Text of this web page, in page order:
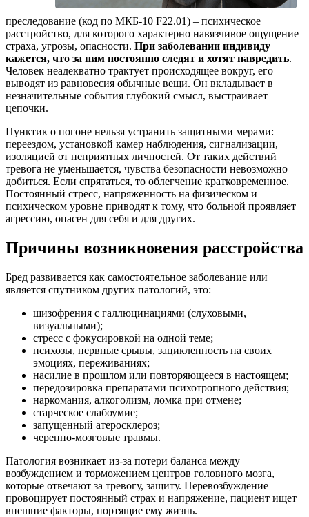
преследование (код по МКБ-10 F22.01) – психическое
расстройство, для которого характерно навязчивое ощущение
страха, угрозы, опасности. При заболевании индивиду
кажется, что за ним постоянно следят и хотят навредить.
Человек неадекватно трактует происходящее вокруг, его
выводят из равновесия обычные вещи. Он вкладывает в
незначительные события глубокий смысл, выстраивает
цепочки.
Пунктик о погоне нельзя устранить защитными мерами:
переездом, установкой камер наблюдения, сигнализации,
изоляцией от неприятных личностей. От таких действий
тревога не уменьшается, чувства безопасности невозможно
добиться. Если спрятаться, то облегчение кратковременное.
Постоянный стресс, напряженность на физическом и
психическом уровне приводят к тому, что больной проявляет
агрессию, опасен для себя и для других.
Причины возникновения расстройства
Бред развивается как самостоятельное заболевание или
является спутником других патологий, это:
шизофрения с галлюцинациями (слуховыми,
визуальными);
стресс с фокусировкой на одной теме;
психозы, нервные срывы, зацикленность на своих
эмоциях, переживаниях;
насилие в прошлом или повторяющееся в настоящем;
передозировка препаратами психотропного действия;
наркомания, алкоголизм, ломка при отмене;
старческое слабоумие;
запущенный атеросклероз;
черепно-мозговые травмы.
Патология возникает из-за потери баланса между
возбуждением и торможением центров головного мозга,
которые отвечают за тревогу, защиту. Перевозбуждение
провоцирует постоянный страх и напряжение, пациент ищет
внешние факторы, портящие ему жизнь.